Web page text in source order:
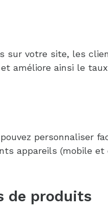
votre site, les
améliore ainsi le
personnaliser
appareils (mobile et
de produits